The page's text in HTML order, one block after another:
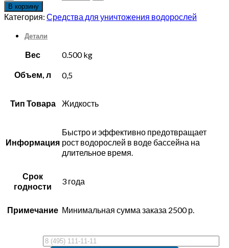
В корзину
Категория: Средства для уничтожения водорослей
Детали
Вес 0.500 kg
Объем, л 0,5
Тип Товара Жидкость
Информация
Быстро и эффективно предотвращает
рост водорослей в воде бассейна на
длительное время.
Срок
годности
3 года
Примечание Минимальная сумма заказа 2500 р.